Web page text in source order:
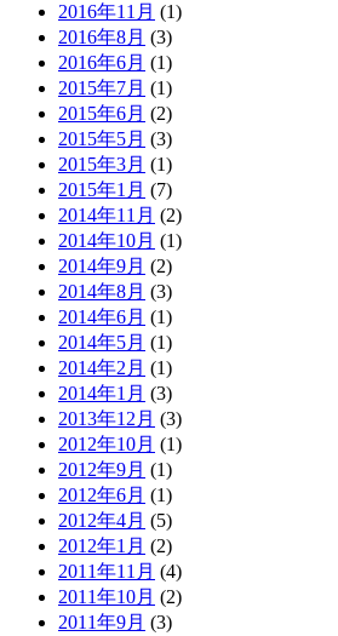
2016年11月 (1)
2016年8月 (3)
2016年6月 (1)
2015年7月 (1)
2015年6月 (2)
2015年5月 (3)
2015年3月 (1)
2015年1月 (7)
2014年11月 (2)
2014年10月 (1)
2014年9月 (2)
2014年8月 (3)
2014年6月 (1)
2014年5月 (1)
2014年2月 (1)
2014年1月 (3)
2013年12月 (3)
2012年10月 (1)
2012年9月 (1)
2012年6月 (1)
2012年4月 (5)
2012年1月 (2)
2011年11月 (4)
2011年10月 (2)
2011年9月 (3)